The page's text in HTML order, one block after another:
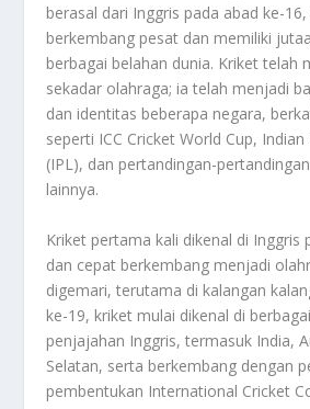
berasal dari Inggris pada abad ke-
berkembang pesat dan memiliki
berbagai belahan dunia. Kriket telah
sekadar olahraga; ia telah menjadi
dan identitas beberapa negara,
seperti ICC Cricket World Cup,
(IPL), dan pertandingan-
lainnya.
Kriket pertama kali dikenal di Inggris
dan cepat berkembang menjadi
digemari, terutama di kalangan
ke-19, kriket mulai dikenal di
penjajahan Inggris, termasuk India,
Selatan, serta berkembang dengan
pembentukan International Cricket